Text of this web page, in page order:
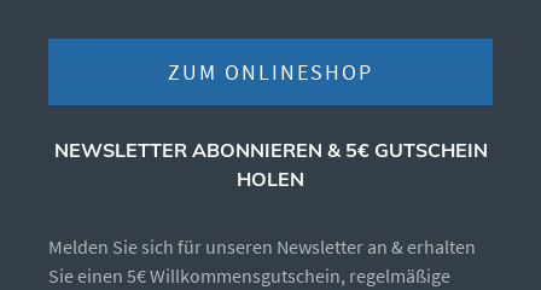
ZUM ONLINESHOP
NEWSLETTER ABONNIEREN & 5€ GUTSCHEIN
HOLEN
Melden Sie sich für unseren Newsletter an & erhalten
Sie einen 5€ Willkommensgutschein, regelmäßige